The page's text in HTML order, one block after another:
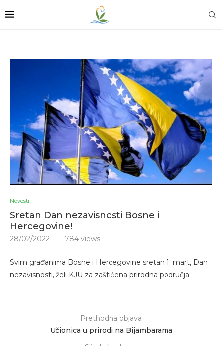
Novosti
Sretan Dan nezavisnosti Bosne i
Hercegovine!
28/02/2022 784 views
Svim građanima Bosne i Hercegovine sretan 1. mart, Dan
nezavisnosti, želi KJU za zaštićena prirodna područja.
Prethodna objava
Učionica u prirodi na Bijambarama